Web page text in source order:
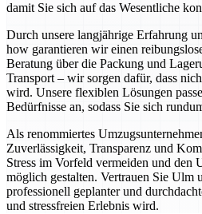
damit Sie sich auf das Wesentliche
Durch unsere langjährige Erfahrung
how garantieren wir einen
Beratung über die Packung und
Transport – wir sorgen dafür, dass
wird. Unsere flexiblen Lösungen
Bedürfnisse an, sodass Sie sich
Als renommiertes
Zuverlässigkeit, Transparenz und
Stress im Vorfeld vermeiden und den
möglich gestalten. Vertrauen Sie Ulm
professionell geplanter und
und stressfreien Erlebnis wird.